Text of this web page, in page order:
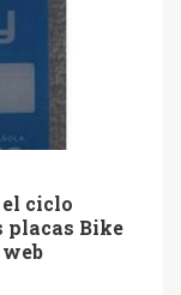
ciclo
placas Bike